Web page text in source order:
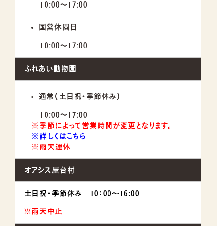
10:00～17:00
国営休園日
10:00～17:00
ふれあい動物園
通常（土日祝・季節休み）
10:00～17:00
※季節によって営業時間が変更となります。
※詳しくはこちら
※雨天運休
オアシス屋台村
土日祝・季節休み 10：00～16:00
※雨天中止